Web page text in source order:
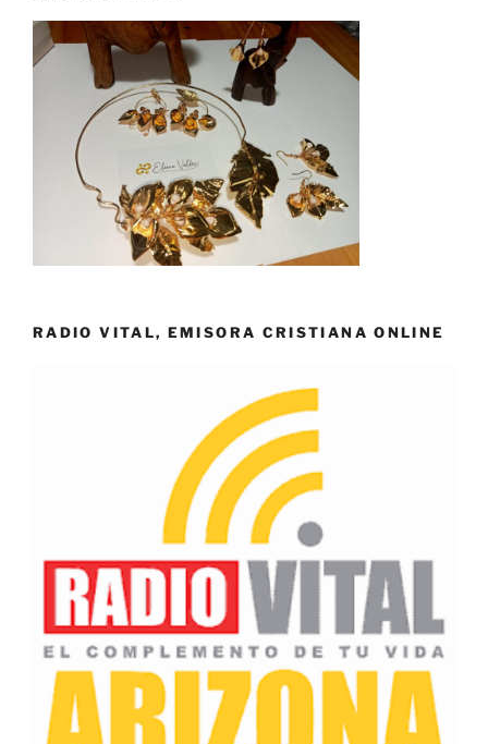
RADIO VITAL, EMISORA CRISTIANA ONLINE